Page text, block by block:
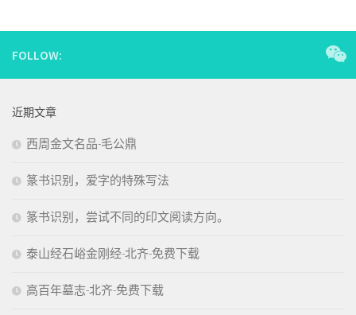
FOLLOW:
近期文章
西周金文名品-毛公鼎
篆书识别，爱字的特殊写法
篆书识别，尝试不同的印文阅读方向。
泰山经石峪金刚经-北齐-免费下载
高百年墓志-北齐-免费下载